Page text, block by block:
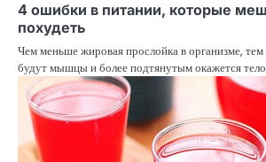
4 ошибки в питании, которые
похудеть
Чем меньше жировая прослойка в организме,
будут мышцы и более подтянутым окажется